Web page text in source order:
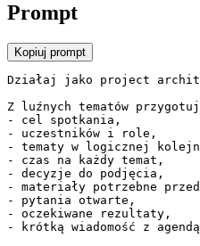
Prompt
Kopiuj prompt
Działaj jako project
Z luźnych tematów
- cel spotkania,
- uczestników i role,
- tematy w logicznej
- czas na każdy temat,
- decyzje do podjęcia,
- materiały potrzebne
- pytania otwarte,
- oczekiwane rezultaty,
- krótką wiadomość z